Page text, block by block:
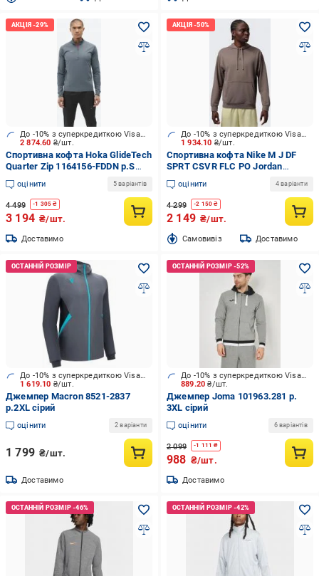
2 874.60 ₴/шт.
До -10% з суперкредиткою Visa Вигода
Спортивна кофта Hoka GlideTech
Quarter Zip 1164156-FDDN р.S
сірий
оцінити 5 варіантів
4 499 -1 305 ₴
3 194 ₴/шт.
Доставимо
1 934.10 ₴/шт.
До -10% з суперкредиткою Visa Вигода
Спортивна кофта Nike M J DF
SPRT CSVR FLC PO Jordan
FV8606-040 р.XL коричневий
оцінити 4 варіанти
4 299 -2 150 ₴
2 149 ₴/шт.
Cамовивіз Доставимо
1 619.10 ₴/шт.
До -10% з суперкредиткою Visa Вигода
Джемпер Macron 8521-2837
р.2XL сірий
оцінити 2 варіанти
1 799 ₴/шт.
Доставимо
889.20₴/шт.
До -10% з суперкредиткою Visa Вигода
Джемпер Joma 101963.281 р.
3XL сірий
оцінити 6 варіантів
2 099 -1 111 ₴
988 ₴/шт.
Доставимо